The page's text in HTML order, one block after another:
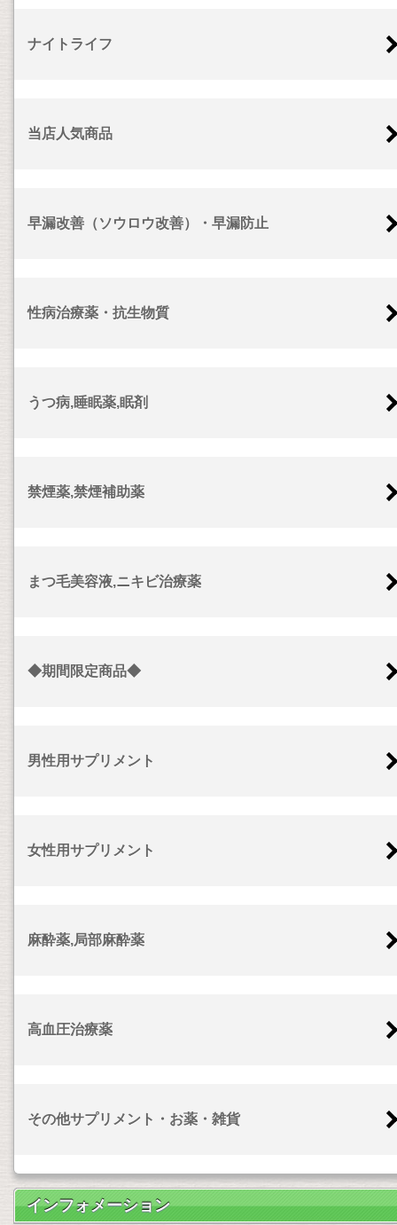
ナイトライフ
当店人気商品
早漏改善（ソウロウ改善）・早漏防止
性病治療薬・抗生物質
うつ病,睡眠薬,眠剤
禁煙薬,禁煙補助薬
まつ毛美容液,ニキビ治療薬
◆期間限定商品◆
男性用サプリメント
女性用サプリメント
麻酔薬,局部麻酔薬
高血圧治療薬
その他サプリメント・お薬・雑貨
インフォメーション